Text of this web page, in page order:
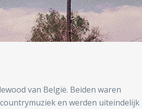
van België. Beiden waren
en werden uiteindelijk